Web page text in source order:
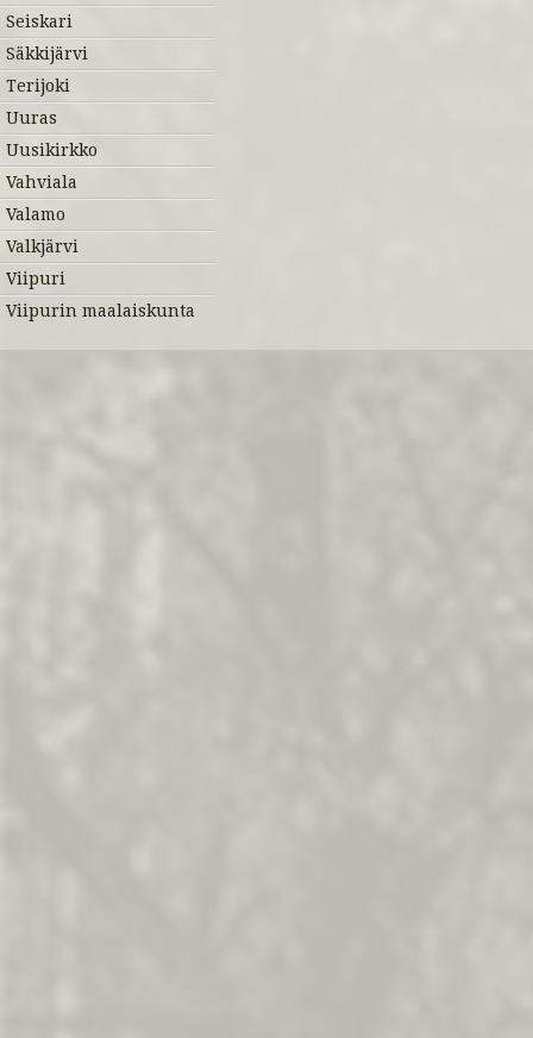
Seiskari
Säkkijärvi
Terijoki
Uuras
Uusikirkko
Vahviala
Valamo
Valkjärvi
Viipuri
Viipurin maalaiskunta